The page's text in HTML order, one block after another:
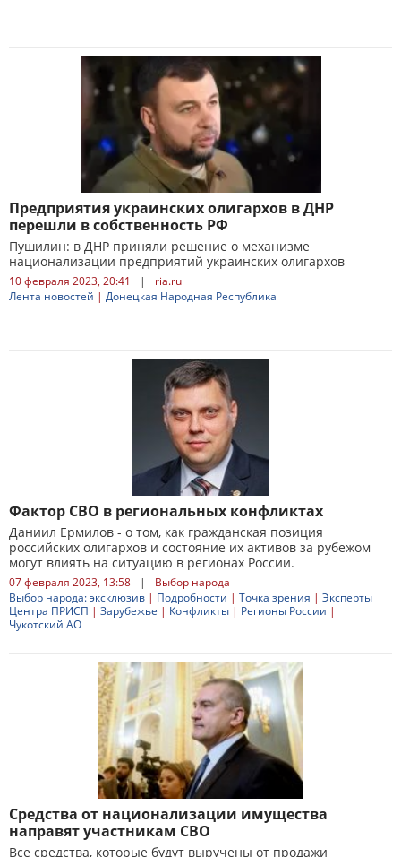
Предприятия украинских олигархов в ДНР
перешли в собственность РФ
Пушилин: в ДНР приняли решение о механизме
национализации предприятий украинских олигархов
10 февраля 2023, 20:41 |
ria.ru
Лента новостей | Донецкая Народная Республика
Фактор СВО в региональных конфликтах
Даниил Ермилов - о том, как гражданская позиция
российских олигархов и состояние их активов за рубежом
могут влиять на ситуацию в регионах России.
07 февраля 2023, 13:58 |
Выбор народа
Выбор народа: эксклюзив | Подробности | Точка зрения | Эксперты
Центра ПРИСП | Зарубежье | Конфликты | Регионы России |
Чукотский АО
Средства от национализации имущества
направят участникам СВО
Все средства, которые будут выручены от продажи